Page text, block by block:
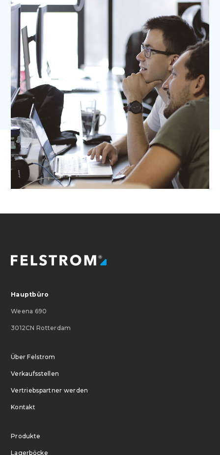
Hauptbüro
Weena 690
3012CN Rotterdam
Über Felstrom
Verkaufsstellen
Vertriebspartner werden
Kontakt
Produkte
Lagerböcke